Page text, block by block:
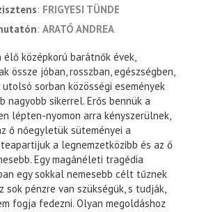
FRIGYESI TÜNDE
ARATÓ ANDREA
középkorú barátnők évek,
össze jóban, rosszban, egészségben,
sorban közösségi események
nagyobb sikerrel. Erős bennük a
lépten-nyomon arra kényszerülnek,
ő nőegyletük süteményei a
a legnemzetközibb és az ő
Egy magánéleti tragédia
egy sokkal nemesebb célt tűznek
sok pénzre van szükségük, s tudják,
fogja fedezni. Olyan megoldáshoz